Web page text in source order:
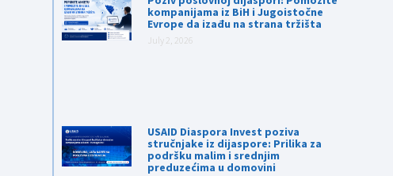
kompanijama iz BiH i Jugoistočne
Evrope da izađu na strana tržišta
July 2, 2026
USAID Diaspora Invest poziva
stručnjake iz dijaspore: Prilika za
podršku malim i srednjim
preduzećima u domovini